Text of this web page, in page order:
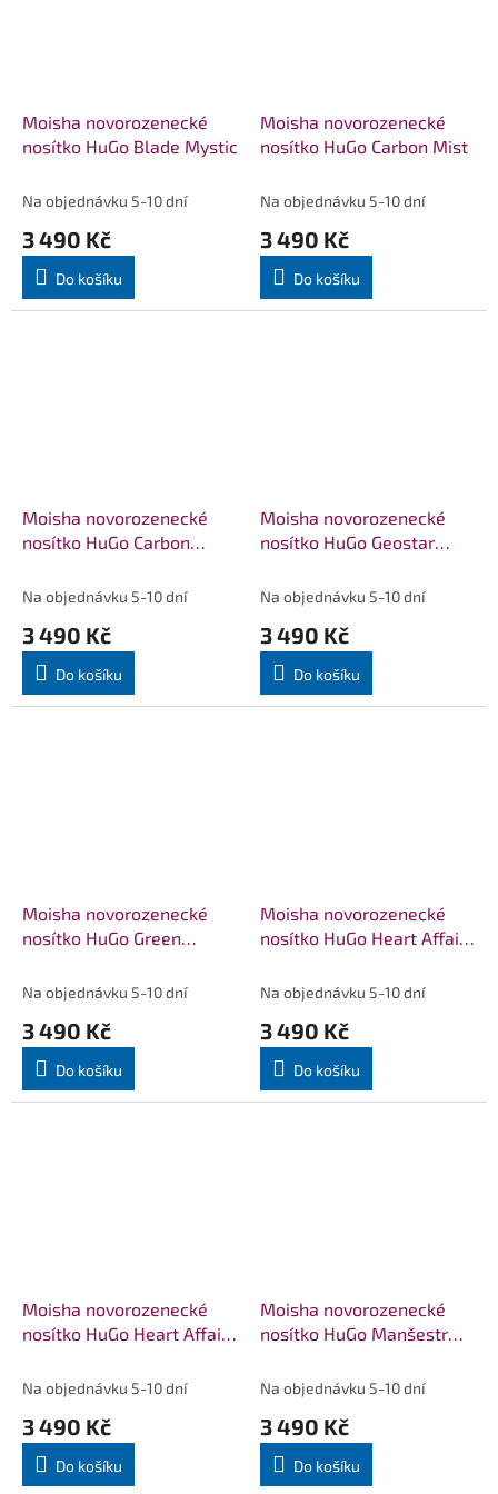
Moisha novorozenecké
nosítko HuGo Blade Mystic
Na objednávku 5-10 dní
3 490 Kč
Do košíku
Moisha novorozenecké
nosítko HuGo Carbon Mist
Na objednávku 5-10 dní
3 490 Kč
Do košíku
Moisha novorozenecké
nosítko HuGo Carbon
Na objednávku 5-10 dní
3 490 Kč
Do košíku
Moisha novorozenecké
nosítko HuGo Geostar
Na objednávku 5-10 dní
3 490 Kč
Do košíku
Moisha novorozenecké
nosítko HuGo Green
Na objednávku 5-10 dní
3 490 Kč
Do košíku
Moisha novorozenecké
nosítko HuGo Heart Affair
Na objednávku 5-10 dní
3 490 Kč
Do košíku
Moisha novorozenecké
nosítko HuGo Heart Affair
Na objednávku 5-10 dní
3 490 Kč
Do košíku
Moisha novorozenecké
nosítko HuGo Manšestr
Na objednávku 5-10 dní
3 490 Kč
Do košíku